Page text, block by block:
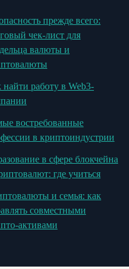
прежде всего:
чек-лист для
валюты и
найти работу в Web3-
востребованные
в криптоиндустрии
в сфере блокчейна
где учиться
и семья: как
совместными
активами